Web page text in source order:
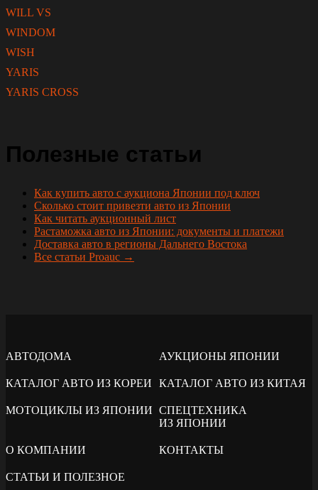
WILL VS
WINDOM
WISH
YARIS
YARIS CROSS
Полезные статьи
Как купить авто с аукциона Японии под ключ
Сколько стоит привезти авто из Японии
Как читать аукционный лист
Растаможка авто из Японии: документы и платежи
Доставка авто в регионы Дальнего Востока
Все статьи Proauc →
АВТОДОМА АУКЦИОНЫ ЯПОНИИ
КАТАЛОГ АВТО ИЗ КОРЕИ КАТАЛОГ АВТО ИЗ КИТАЯ
МОТОЦИКЛЫ ИЗ ЯПОНИИ СПЕЦТЕХНИКА
ИЗ ЯПОНИИ
О КОМПАНИИ КОНТАКТЫ
СТАТЬИ И ПОЛЕЗНОЕ